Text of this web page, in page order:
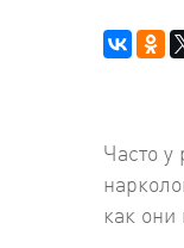
Часто у
как